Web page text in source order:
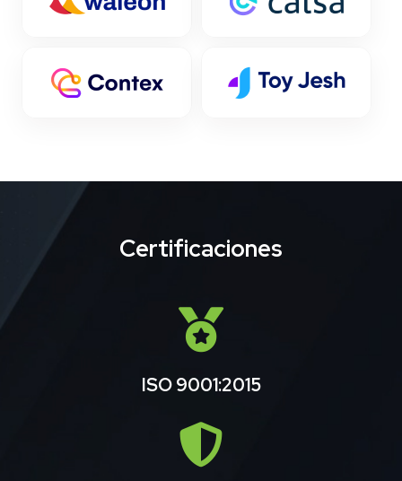
Certificaciones
ISO 9001:2015